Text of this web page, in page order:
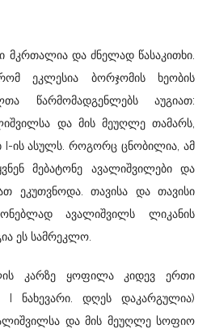
მკრთალია და ძნელად წასაკითხი.
ეკლესია ბორჯომის ხეობის
წარმომადგენლებს აუგიათ:
და მის მეუღლე თამარს,
ის ასულს. როგორც ცნობილია, ამ
მებატონე ავალიშვილები და
ეკუთვნოდა. თავისა და თავისი
ავალიშვილს ლიკანის
ეს სამრეკლო.
კარზე ყოფილა კიდევ ერთი
I ნახევარი. დღეს დაკარგულია)
და მის მეუღლე სოფიო